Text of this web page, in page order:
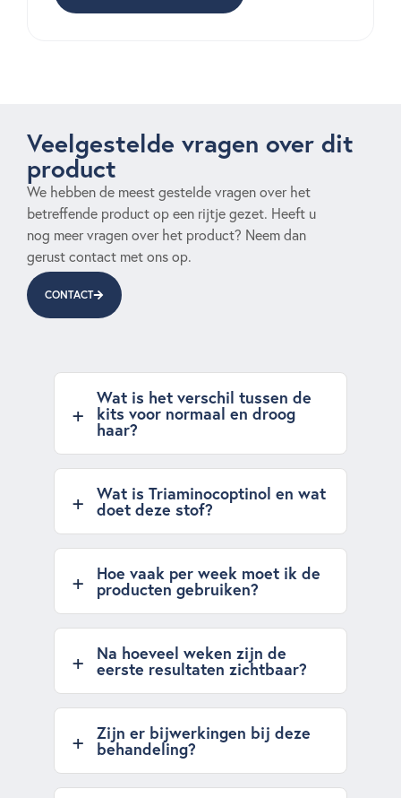
Veelgestelde vragen over dit
product
We hebben de meest gestelde vragen over het
betreffende product op een rijtje gezet. Heeft u
nog meer vragen over het product? Neem dan
gerust contact met ons op.
CONTACT
Wat is het verschil tussen de
kits voor normaal en droog
haar?
Wat is Triaminocoptinol en wat
doet deze stof?
Hoe vaak per week moet ik de
producten gebruiken?
Na hoeveel weken zijn de
eerste resultaten zichtbaar?
Zijn er bijwerkingen bij deze
behandeling?